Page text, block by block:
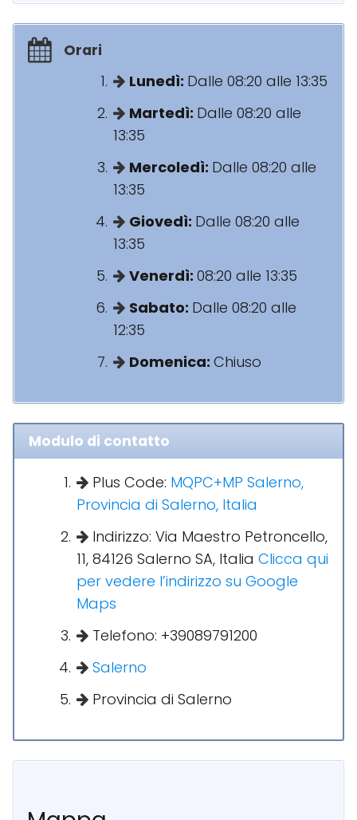
Orari
Lunedì: Dalle 08:20 alle 13:35
Martedì: Dalle 08:20 alle
13:35
Mercoledì: Dalle 08:20 alle
13:35
Giovedì: Dalle 08:20 alle
13:35
Venerdì: 08:20 alle 13:35
Sabato: Dalle 08:20 alle
12:35
Domenica: Chiuso
Modulo di contatto
Plus Code: MQPC+MP Salerno,
Provincia di Salerno, Italia
Indirizzo: Via Maestro Petroncello,
11, 84126 Salerno SA, Italia Clicca qui
per vedere l’indirizzo su Google
Maps
Telefono: +39089791200
Salerno
Provincia di Salerno